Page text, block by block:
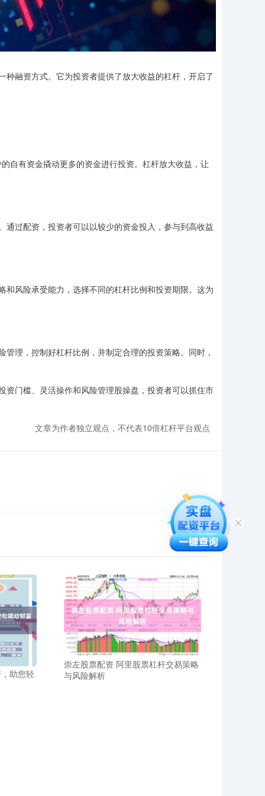
融资方式。它为投资者提供了放大收益的杠杆，开启了
自有资金撬动更多的资金进行投资。杠杆放大收益，让
过配资，投资者可以以较少的资金投入，参与到高收益
风险承受能力，选择不同的杠杆比例和投资期限。这为
理，控制好杠杆比例，并制定合理的投资策略。同时，
门槛、灵活操作和风险管理股操盘，投资者可以抓住市
文章为作者独立观点，不代表10倍杠杆平台观点
助您轻
崇左股票配资 阿里股票杠杆交易策略
与风险解析